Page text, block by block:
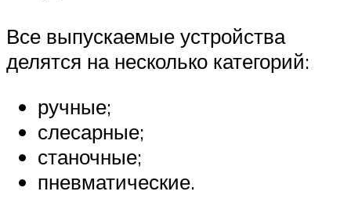
Все выпускаемые устройства
делятся на несколько категорий:
ручные;
слесарные;
станочные;
пневматические.